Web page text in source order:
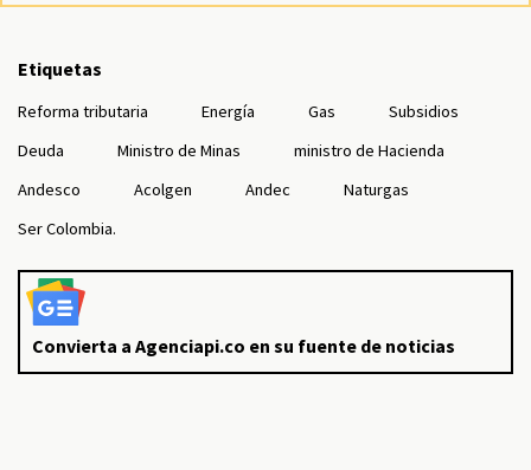
Etiquetas
Reforma tributaria Energía Gas
Subsidios
Deuda
Ministro de Minas
ministro de Hacienda
Andesco
Acolgen Andec
Naturgas
Ser Colombia.
Convierta a Agenciapi.co en su fuente de noticias